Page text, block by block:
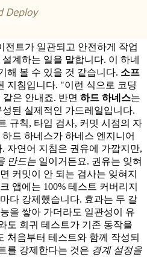
트가 일관되고 안전하게 작업
계하는 일을 말합니다. 이 하네
해 볼 수 있을 것 같습니다. 소프
지침입니다. "이런 식으로 코딩
은 안내죠. 반면 하드 하네스는
된 실제적인 가드레일입니다.
규칙, 타입 검사, 커밋 시점의 자
드 하네스가 하네스 엔지니어
자연어 지침은 권유에 가깝지만,
만드는 일이거든요. 권유는 잊혀
커밋이 안 되는 검사는 잊혀지
앱에는 100% 테스트 커버리지
다 강제했습니다. 효과는 두 갈
을 쌓아 가더라도 일관성이 유
도 회귀 테스트가 기존 동작을
처음부터 테스트와 함께 작성되
를 강제한다는 것은 경계 설정을